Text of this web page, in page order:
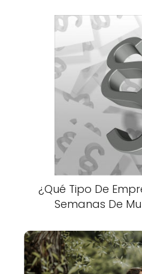
¿Qué Tipo De
Semanas De